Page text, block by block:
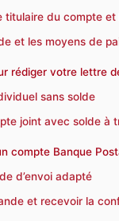
titulaire du compte
et les moyens de
rédiger votre lettre
sans solde
joint avec solde à
compte Banque
d’envoi adapté
et recevoir la